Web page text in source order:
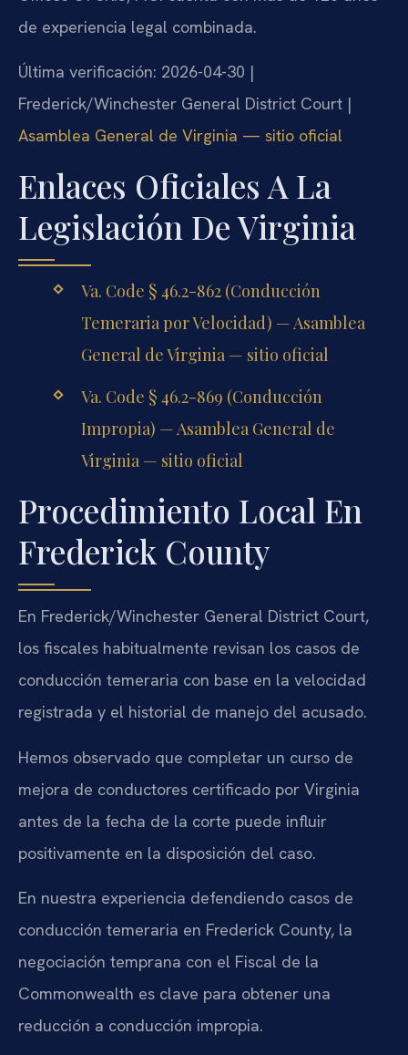
de experiencia legal combinada.
Última verificación: 2026-04-30 |
Frederick/Winchester General District Court |
Asamblea General de Virginia — sitio oficial
Enlaces Oficiales A La
Legislación De Virginia
Va. Code § 46.2-862 (Conducción
Temeraria por Velocidad) — Asamblea
General de Virginia — sitio oficial
Va. Code § 46.2-869 (Conducción
Impropia) — Asamblea General de
Virginia — sitio oficial
Procedimiento Local En
Frederick County
En Frederick/Winchester General District Court,
los fiscales habitualmente revisan los casos de
conducción temeraria con base en la velocidad
registrada y el historial de manejo del acusado.
Hemos observado que completar un curso de
mejora de conductores certificado por Virginia
antes de la fecha de la corte puede influir
positivamente en la disposición del caso.
En nuestra experiencia defendiendo casos de
conducción temeraria en Frederick County, la
negociación temprana con el Fiscal de la
Commonwealth es clave para obtener una
reducción a conducción impropia.